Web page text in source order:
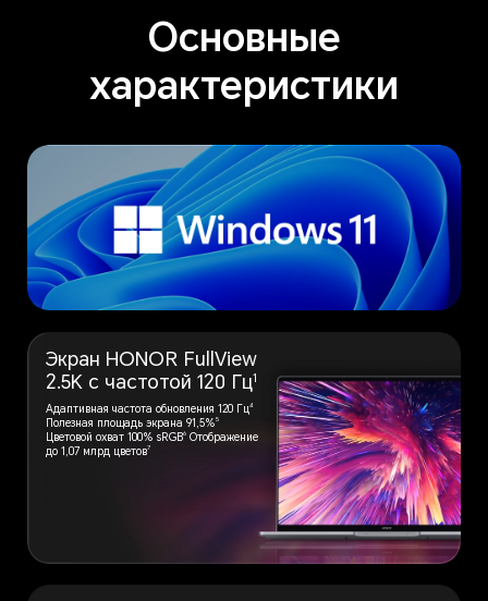
Основные
характеристики
Экран HONOR FullView
2.5K с частотой 120 Гц1
Адаптивная частота обновления 120 Гц4
Полезная площадь экрана 91,5%5
Цветовой охват 100% sRGB6 Отображение
до 1,07 млрд цветов7